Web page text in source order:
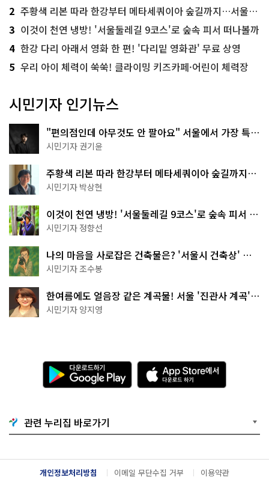
2 주황색 리본 따라 한강부터 메타세쿼이아 숲길까지…서울둘레길 15코스
3 이것이 천연 냉방! '서울둘레길 9코스'로 숲속 피서 떠나볼까
4 한강 다리 아래서 영화 한 편! '다리밑 영화관' 무료 상영
5 우리 아이 체력이 쑥쑥! 클라이밍 키즈카페·어린이 체력장
시민기자 인기뉴스
"편의점인데 아무것도 안 팔아요" 서울에서 가장 특별
한 편의점의 정체
시민기자 권기윤
주황색 리본 따라 한강부터 메타세쿼이아 숲길까지…
서울둘레길 15코스
시민기자 박상현
이것이 천연 냉방! '서울둘레길 9코스'로 숲속 피서 떠
나볼까
시민기자 정향선
나의 마음을 사로잡은 건축물은? '서울시 건축상' 수
상작 공개!
시민기자 조수봉
한여름에도 얼음장 같은 계곡물! 서울 '진관사 계곡'이
천국이네~
시민기자 양지영
다
운
로
기
G
o
g
l
e
A
p
p
e
서
다
운
관련 누리집 바로가기
개인정보처리방침 이메일 무단수집 거부
이용약관